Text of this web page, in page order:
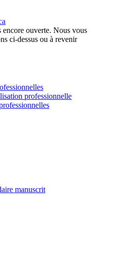
encore ouverte. Nous vous
ci-dessus ou à revenir
professionnelle
manuscrit